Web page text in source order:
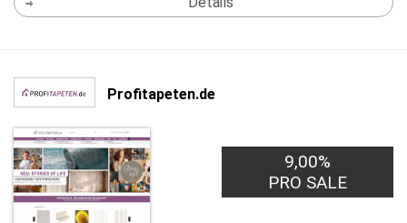
Profitapeten.de
9,00%
PRO SALE